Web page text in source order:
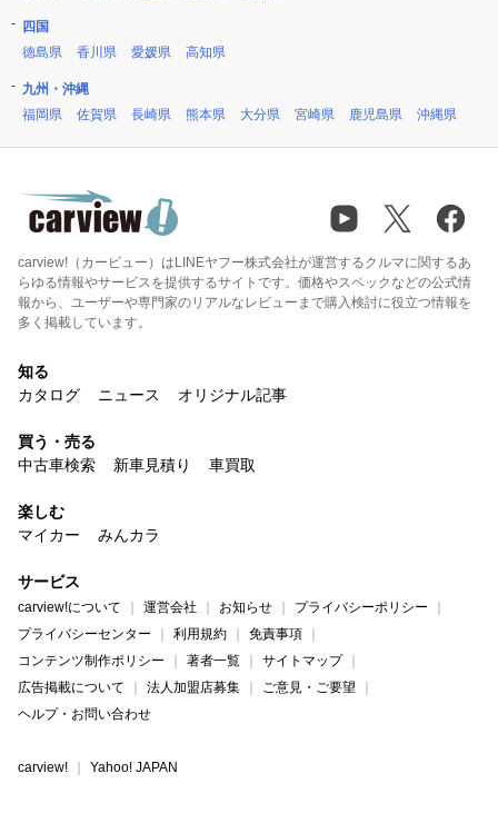
四国
徳島県
香川県 愛媛県 高知県
九州・沖縄
福岡県
佐賀県 長崎県 熊本県 大分県 宮崎県 鹿児島県 沖縄県
carview!（カービュー）はLINEヤフー株式会社が運営するクルマに関するあ
らゆる情報やサービスを提供するサイトです。価格やスペックなどの公式情
報から、ユーザーや専門家のリアルなレビューまで購入検討に役立つ情報を
多く掲載しています。
知る
カタログ
ニュース オリジナル記事
買う・売る
中古車検索
新車見積り 車買取
楽しむ
マイカー
みんカラ
サービス
carview!について 運営会社 お知らせ
プライバシーポリシー
プライバシーセンター
利用規約
免責事項
コンテンツ制作ポリシー
著者一覧
サイトマップ
広告掲載について
法人加盟店募集
ご意見・ご要望
ヘルプ・お問い合わせ
carview! Yahoo! JAPAN